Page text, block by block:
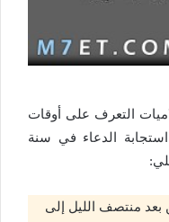
التعرف على أوقات
الدعاء في سنة
بعد منتصف الليل إلى